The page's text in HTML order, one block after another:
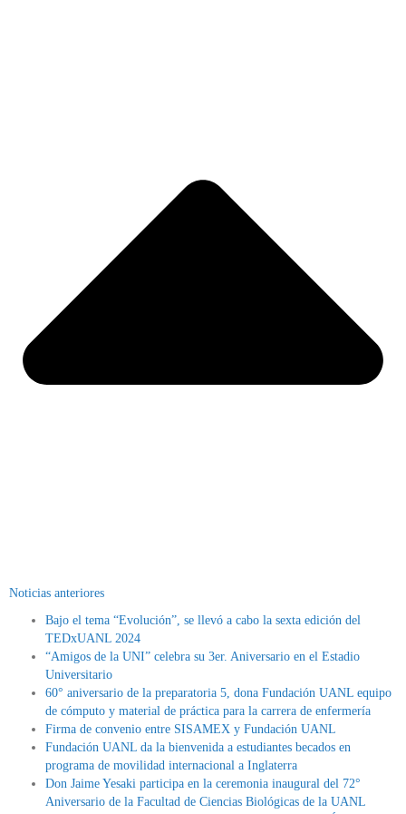
Noticias anteriores
Bajo el tema “Evolución”, se llevó a cabo la sexta edición del
TEDxUANL 2024
“Amigos de la UNI” celebra su 3er. Aniversario en el Estadio
Universitario
60° aniversario de la preparatoria 5, dona Fundación UANL equipo
de cómputo y material de práctica para la carrera de enfermería
Firma de convenio entre SISAMEX y Fundación UANL
Fundación UANL da la bienvenida a estudiantes becados en
programa de movilidad internacional a Inglaterra
Don Jaime Yesaki participa en la ceremonia inaugural del 72°
Aniversario de la Facultad de Ciencias Biológicas de la UANL